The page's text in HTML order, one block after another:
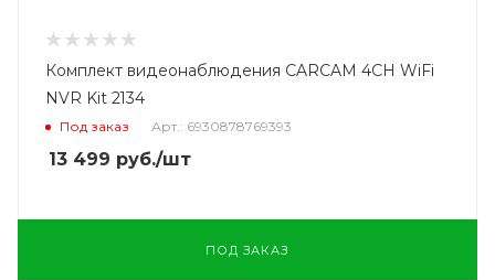
Комплект видеонаблюдения CARCAM 4CH WiFi
NVR Kit 2134
Под заказ Арт.: 6930878769393
13 499 руб./шт
ПОД ЗАКАЗ